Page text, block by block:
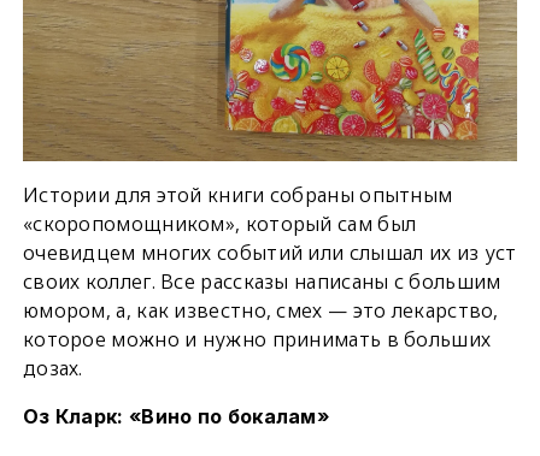
Истории для этой книги собраны опытным
«скоропомощником», который сам был
очевидцем многих событий или слышал их из уст
своих коллег. Все рассказы написаны с большим
юмором, а, как известно, смех — это лекарство,
которое можно и нужно принимать в больших
дозах.
Оз Кларк: «Вино по бокалам»